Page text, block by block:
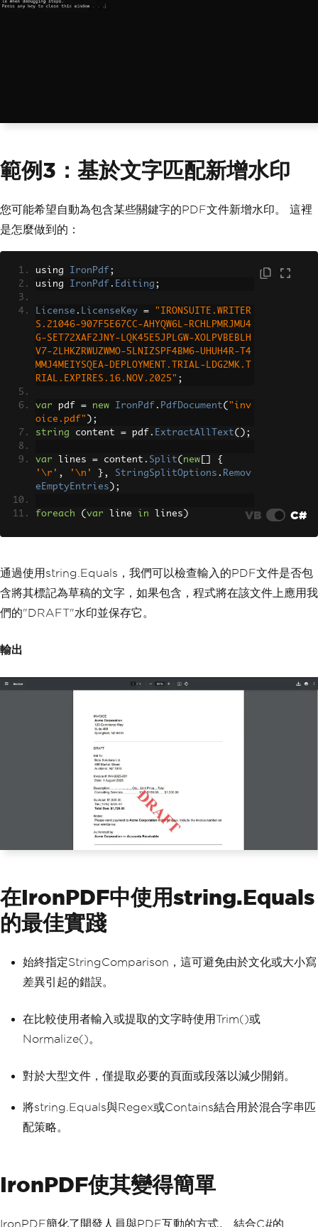
範例3：基於文字匹配新增水印
您可能希望自動為包含某些關鍵字的PDF文件新增水印。 這裡
是怎麼做到的：
using IronPdf ;
using IronPdf . Editing ;
License . LicenseKey =
"IRONSUITE.WRITER
S.21046-907F5E67CC-AHYQW6L-RCHLPMRJMU4
G-SET72XAF2JNY-LQK45E5JPLGW-XOLPVBEBLH
V7-2LHKZRWUZWMO-5LNIZSPF4BM6-UHUH4R-T4
MMJ4MEIYSQEA-DEPLOYMENT.TRIAL-LDG2MK.T
RIAL.EXPIRES.16.NOV.2025" ;
var pdf = new IronPdf . PdfDocument( "inv
oice.pdf" );
string content = pdf . ExtractAllText();
var lines = content . Split( new
{
'\r' , '\n' }, StringSplitOptions . Remov
eEmptyEntries );
foreach ( var line in lines )
se
))
Console. WriteLine(
"The documen
t is a draft.");
ght:bold;'>DRAFT</div>";
45,
            verticalAlignment
.
            horizontalAlignment
ontalAlignment.Center
        pdf
.SaveAs("watermarked_invoic
VB C#
通過使用string.Equals，我們可以檢查輸入的PDF文件是否包
含將其標記為草稿的文字，如果包含，程式將在該文件上應用我
們的"DRAFT"水印並保存它。
輸出
在IronPDF中使用string.Equals
的最佳實踐
始終指定StringComparison，這可避免由於文化或大小寫
差異引起的錯誤。
在比較使用者輸入或提取的文字時使用Trim()或
Normalize()。
對於大型文件，僅提取必要的頁面或段落以減少開銷。
將string.Equals與Regex或Contains結合用於混合字串匹
配策略。
IronPDF使其變得簡單
IronPDF簡化了開發人員與PDF互動的方式。 結合C#的